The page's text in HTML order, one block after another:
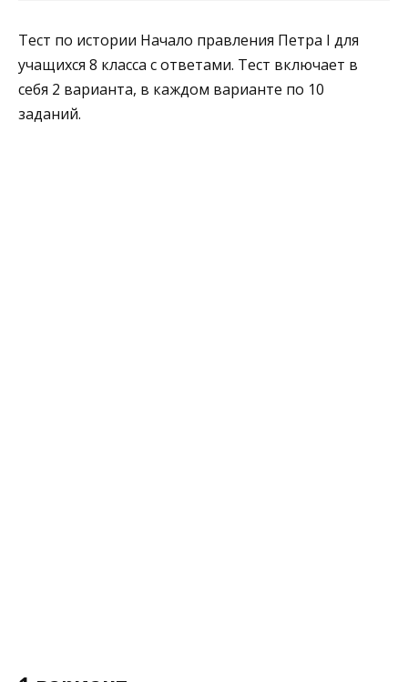
Тест по истории Начало правления Петра I для
учащихся 8 класса с ответами. Тест включает в
себя 2 варианта, в каждом варианте по 10
заданий.